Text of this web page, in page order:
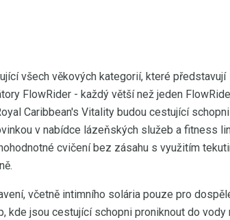
všech věkových kategorií, které představují
FlowRider - každý větší než jeden
Caribbean's Vitality budou cestující schopni
v nabídce lázeňských služeb a fitness
cvičení bez zásahu s využitím
včetně intimního solária pouze pro
kde jsou cestující schopni proniknout do vody